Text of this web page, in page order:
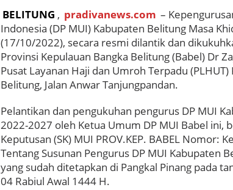
BELITUNG , pradivanews.com –
Indonesia (DP MUI) Kabupaten Belitung Masa
(17/10/2022), secara resmi dilantik dan
Provinsi Kepulauan Bangka Belitung (Babel) Dr
Pusat Layanan Haji dan Umroh Terpadu
Belitung, Jalan Anwar Tanjungpandan.
Pelantikan dan pengukuhan pengurus DP MUI
2022-2027 oleh Ketua Umum DP MUI Babel ini,
Keputusan (SK) MUI PROV.KEP. BABEL Nomor:
Tentang Susunan Pengurus DP MUI Kabupaten
yang sudah ditetapkan di Pangkal Pinang pada
04 Rabiul Awal 1444 H.